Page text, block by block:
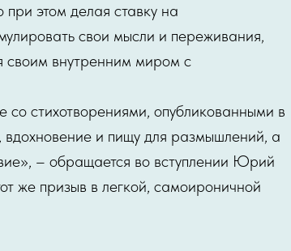
этом делая ставку на
свои мысли и переживания,
своим внутренним миром с
стихотворениями, опубликованными в
вдохновение и пищу для размышлений, а
– обращается во вступлении Юрий
же призыв в легкой, самоироничной